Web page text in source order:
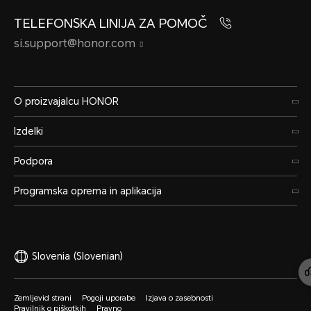
TELEFONSKA LINIJA ZA POMOČ
si.support@honor.com
O proizvajalcu HONOR
Izdelki
Podpora
Programska oprema in aplikacija
Slovenia (Slovenian)
Zemljevid strani Pogoji uporabe
Izjava o zasebnosti
Pravilnik o piškotkih
Pravno